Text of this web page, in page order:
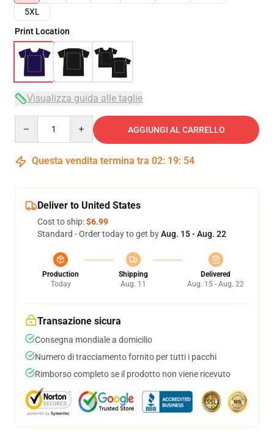
5XL
Print Location
Visualizza guida alle taglie
AGGIUNGI AL CARRELLO
Questa vendita termina tra 02: 19: 54
Deliver to United States
Cost to ship:$6.99
Standard - Order today to get byAug. 15 - Aug. 22
Production
Today
Shipping
Aug. 11
Delivered
Aug. 15 - Aug. 22
Transazione sicura
Consegna mondiale a domicilio
Numero di tracciamento fornito per tutti i pacchi
Rimborso completo se il prodotto non viene ricevuto